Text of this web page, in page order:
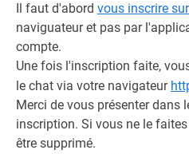
Il faut d'abord vous inscrire
naviguateur et pas par
compte.
Une fois l'inscription faite,
le chat via votre navigateur
Merci de vous présenter dans
inscription. Si vous ne le
être supprimé.